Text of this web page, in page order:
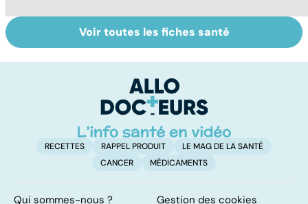
Maladie de
Raynaud : une
Jambes lourdes :
un symptôme à
la légère
Voir toutes les fiches santé
RECETTES RAPPEL PRODUIT
LE MAG DE LA SANTÉ
CANCER
MÉDICAMENTS
Qui sommes-nous ? Gestion des cookies